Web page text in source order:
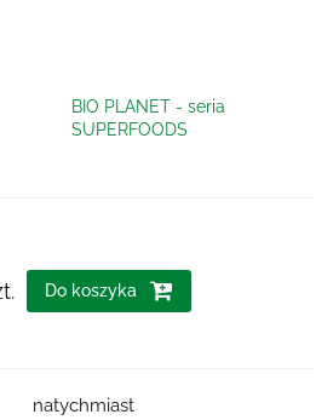
BIO PLANET - seria
SUPERFOODS
Do koszyka
natychmiast